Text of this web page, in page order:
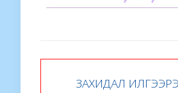
ЗАХИДАЛ